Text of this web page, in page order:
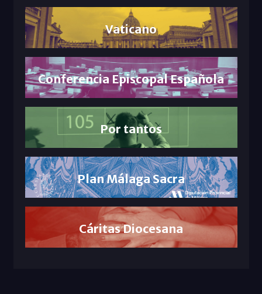
Vaticano
Conferencia Episcopal Española
Por tantos
Plan Málaga Sacra
Cáritas Diocesana